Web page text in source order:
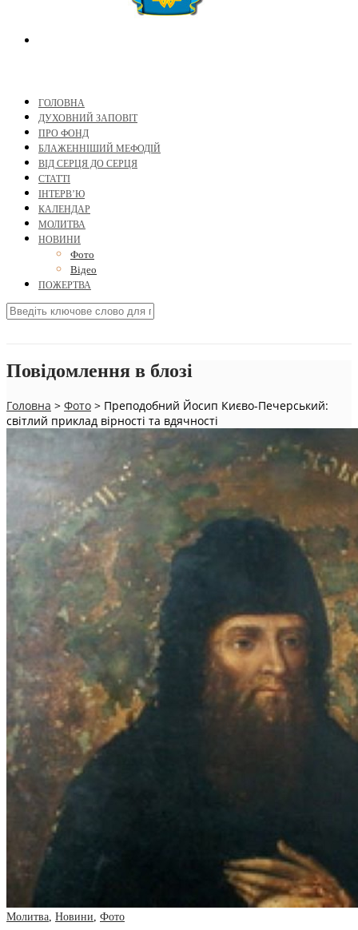
ГОЛОВНА
ДУХОВНИЙ ЗАПОВІТ
ПРО ФОНД
БЛАЖЕННІШИЙ МЕФОДІЙ
ВІД СЕРЦЯ ДО СЕРЦЯ
СТАТТІ
ІНТЕРВ’Ю
КАЛЕНДАР
МОЛИТВА
НОВИНИ
Фото
Відео
ПОЖЕРТВА
Повідомлення в блозі
Головна > Фото > Преподобний Йосип Києво-Печерський:
світлий приклад вірності та вдячності
Молитва Новини Фото